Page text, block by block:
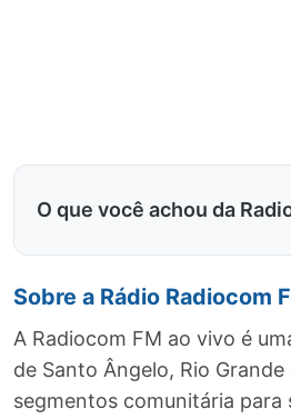
O que você achou da
Sobre a Rádio Radiocom
A Radiocom FM ao vivo é
de Santo Ângelo, Rio
segmentos comunitária para